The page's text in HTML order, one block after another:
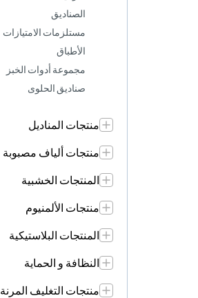
الصناديق
مستلزمات الامتيازات
الأطباق
مجموعة أدوات الخبز
صناديق الحلوى
منتجات المناديل
منتجات ألياف مصبوبة
المنتجات الخشبية
منتجات الألمنيوم
المنتجات البلاستيكية
النظافة و الحماية
منتجات التغليف المرنة